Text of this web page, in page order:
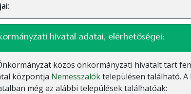
hivatal adatai, elérhetőségei:
közös önkormányzati hivatalt tart
központja Nemesszalóktelepülésen található.
még az alábbi települések találhatóak: